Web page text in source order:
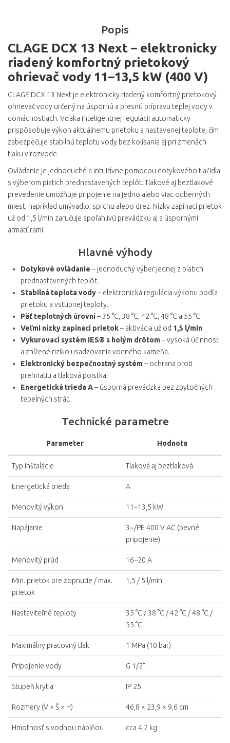
Popis
CLAGE DCX 13 Next – elektronicky
riadený komfortný prietokový
ohrievač vody 11–13,5 kW (400 V)
CLAGE DCX 13 Next je elektronicky riadený komfortný prietokový
ohrievač vody určený na úspornú a presnú prípravu teplej vody v
domácnostiach. Vďaka inteligentnej regulácii automaticky
prispôsobuje výkon aktuálnemu prietoku a nastavenej teplote, čím
zabezpečuje stabilnú teplotu vody bez kolísania aj pri zmenách
tlaku v rozvode.
Ovládanie je jednoduché a intuitívne pomocou dotykového tlačidla
s výberom piatich prednastavených teplôt. Tlakové aj beztlakové
prevedenie umožňuje pripojenie na jedno alebo viac odberných
miest, napríklad umývadlo, sprchu alebo drez. Nízky zapínací prietok
už od 1,5 l/min zaručuje spoľahlivú prevádzku aj s úspornými
armatúrami.
Hlavné výhody
Dotykové ovládanie – jednoduchý výber jednej z piatich
prednastavených teplôt.
Stabilná teplota vody– elektronická regulácia výkonu podľa
prietoku a vstupnej teploty.
Päť teplotných úrovní– 35 °C, 38 °C, 42 °C, 48 °C a 55 °C.
Veľmi nízky zapínací prietok– aktivácia už od 1,5 l/min.
Vykurovací systém IES® s holým drôtom– vysoká účinnosť
a znížené riziko usadzovania vodného kameňa.
Elektronický bezpečnostný systém– ochrana proti
prehriatiu a tlaková poistka.
Energetická trieda A– úsporná prevádzka bez zbytočných
tepelných strát.
Technické parametre
Parameter Hodnota
Typ inštalácie Tlaková aj beztlaková
Energetická trieda A
Menovitý výkon 11–13,5 kW
Napájanie
3~/PE 400 V AC (pevné
pripojenie)
Menovitý prúd 16–20 A
Min. prietok pre zopnutie / max.
prietok
1,5 / 5 l/min
Nastaviteľné teploty
35 °C / 38 °C / 42 °C / 48 °C /
55 °C
Maximálny pracovný tlak 1 MPa (10 bar)
Pripojenie vody G 1/2"
Stupeň krytia IP 25
Rozmery (V × Š × H) 46,8 × 23,9 × 9,6 cm
Hmotnosť s vodnou náplňou cca 4,2 kg